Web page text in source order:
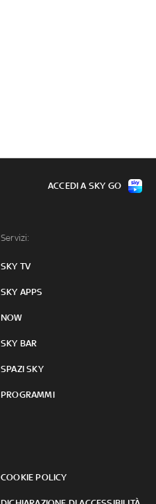
Servizi:
SKY TV
SKY APPS
NOW
SKY BAR
SPAZI SKY
PROGRAMMI
COOKIE POLICY
ACCEDI A SKY GO